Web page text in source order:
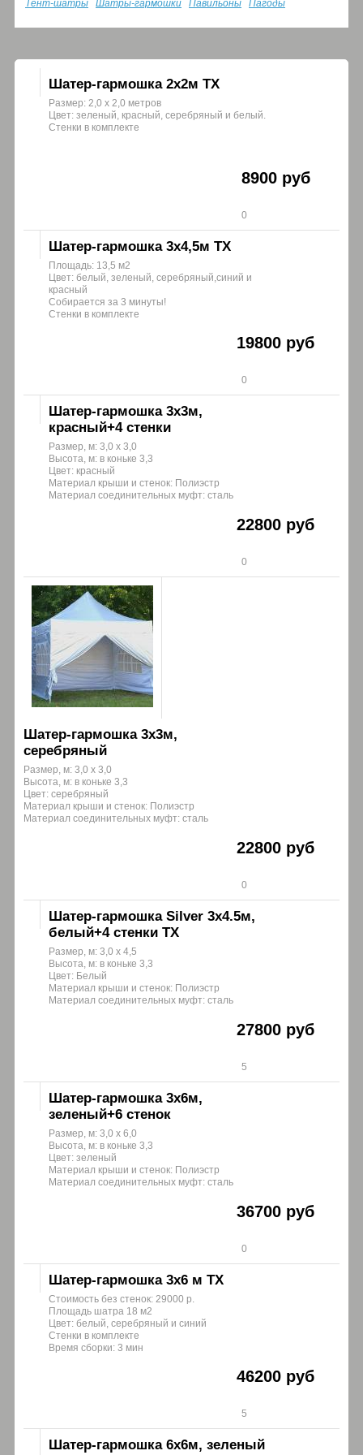
Тент-шатры Шатры-гармошки Павильоны Пагоды
Шатер-гармошка 2х2м ТХ
Размер: 2,0 х 2,0 метров
Цвет: зеленый, красный, серебряный и белый.
Стенки в комплекте
8900 руб
0
Шатер-гармошка 3х4,5м ТХ
Площадь: 13,5 м2
Цвет: белый, зеленый, серебряный,синий и
красный
Собирается за 3 минуты!
Стенки в комплекте
19800 руб
0
Шатер-гармошка 3х3м,
красный+4 стенки
Размер, м: 3,0 х 3,0
Высота, м: в коньке 3,3
Цвет: красный
Материал крыши и стенок: Полиэстр
Материал соединительных муфт: сталь
22800 руб
0
Шатер-гармошка 3х3м,
серебряный
Размер, м: 3,0 х 3,0
Высота, м: в коньке 3,3
Цвет: серебряный
Материал крыши и стенок: Полиэстр
Материал соединительных муфт: сталь
22800 руб
0
Шатер-гармошка Silver 3х4.5м,
белый+4 стенки ТХ
Размер, м: 3,0 х 4,5
Высота, м: в коньке 3,3
Цвет: Белый
Материал крыши и стенок: Полиэстр
Материал соединительных муфт: сталь
27800 руб
5
Шатер-гармошка 3х6м,
зеленый+6 стенок
Размер, м: 3,0 х 6,0
Высота, м: в коньке 3,3
Цвет: зеленый
Материал крыши и стенок: Полиэстр
Материал соединительных муфт: сталь
36700 руб
0
Шатер-гармошка 3х6 м ТХ
Стоимость без стенок: 29000 р.
Площадь шатра 18 м2
Цвет: белый, серебряный и синий
Стенки в комплекте
Время сборки: 3 мин
46200 руб
5
Шатер-гармошка 6х6м, зеленый